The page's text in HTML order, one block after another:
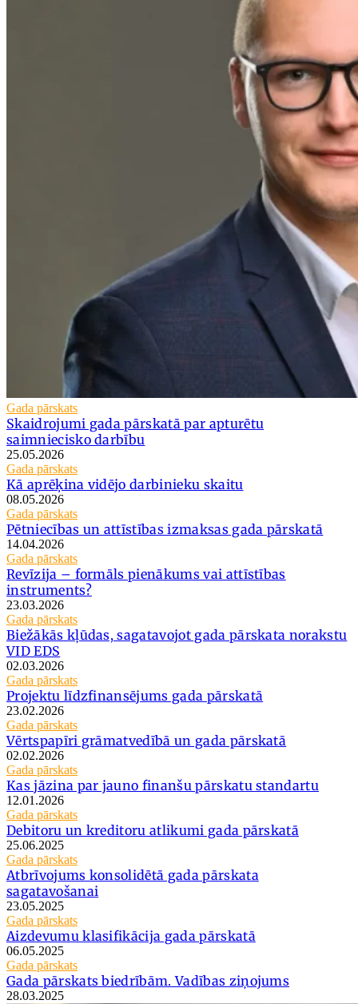
Gada pārskats
Skaidrojumi gada pārskatā par apturētu
saimniecisko darbību
25.05.2026
Gada pārskats
Kā aprēķina vidējo darbinieku skaitu
08.05.2026
Gada pārskats
Pētniecības un attīstības izmaksas gada pārskatā
14.04.2026
Gada pārskats
Revīzija – formāls pienākums vai attīstības
instruments?
23.03.2026
Gada pārskats
Biežākās kļūdas, sagatavojot gada pārskata norakstu
VID EDS
02.03.2026
Gada pārskats
Projektu līdzfinansējums gada pārskatā
23.02.2026
Gada pārskats
Vērtspapīri grāmatvedībā un gada pārskatā
02.02.2026
Gada pārskats
Kas jāzina par jauno finanšu pārskatu standartu
12.01.2026
Gada pārskats
Debitoru un kreditoru atlikumi gada pārskatā
25.06.2025
Gada pārskats
Atbrīvojums konsolidētā gada pārskata
sagatavošanai
23.05.2025
Gada pārskats
Aizdevumu klasifikācija gada pārskatā
06.05.2025
Gada pārskats
Gada pārskats biedrībām. Vadības ziņojums
28.03.2025